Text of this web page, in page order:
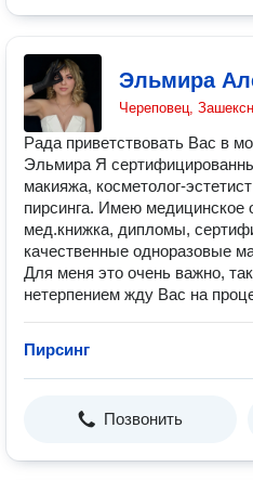
Эльмира
Череповец,
Рада приветствовать Вас в
Эльмира Я
макияжа, косметолог-
пирсинга. Имею медицинское
мед.книжка, дипломы,
качественные одноразовые
Для меня это очень важно,
нетерпением жду Вас на
Пирсинг
Позвонить